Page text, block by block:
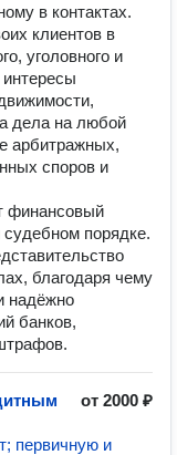
в контактах.
клиентов в
уголовного и
интересы
дела на любой
арбитражных,
споров и
финансовый
порядке.
благодаря чему
надёжно
банков,
от 2000 ₽
первичную и